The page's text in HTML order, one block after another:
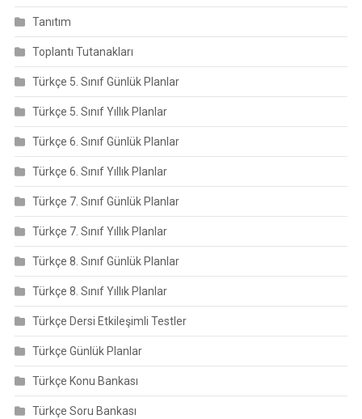
Tanıtım
Toplantı Tutanakları
Türkçe 5. Sınıf Günlük Planlar
Türkçe 5. Sınıf Yıllık Planlar
Türkçe 6. Sınıf Günlük Planlar
Türkçe 6. Sınıf Yıllık Planlar
Türkçe 7. Sınıf Günlük Planlar
Türkçe 7. Sınıf Yıllık Planlar
Türkçe 8. Sınıf Günlük Planlar
Türkçe 8. Sınıf Yıllık Planlar
Türkçe Dersi Etkileşimli Testler
Türkçe Günlük Planlar
Türkçe Konu Bankası
Türkçe Soru Bankası